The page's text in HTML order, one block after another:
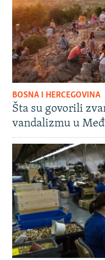
BOSNA I HERCEGOVINA
Šta su govorili
vandalizmu u